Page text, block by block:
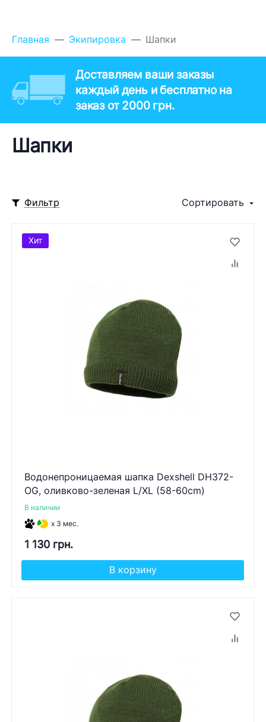
Главная Экипировка Шапки
Доставляем ваши заказы
каждый день и бесплатно на
заказ от 2000 грн.
Шапки
Фильтр Сортировать
Водонепроницаемая шапка Dexshell DH372-
OG, оливково-зеленая L/XL (58-60cm)
В наличии
x 3 мес.
1 130 грн.
В корзину
Хит